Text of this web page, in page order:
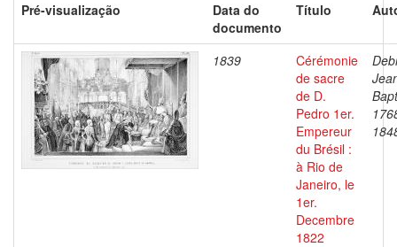
Pré-visualização
Data do
documento
Título
1839
Cérémonie
de sacre
de D.
Pedro 1er.
Empereur
du Brésil :
à Rio de
Janeiro, le
1er.
Decembre
1822